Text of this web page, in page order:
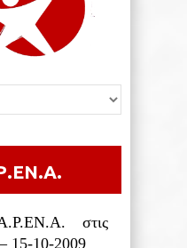
στις
15-10-2009